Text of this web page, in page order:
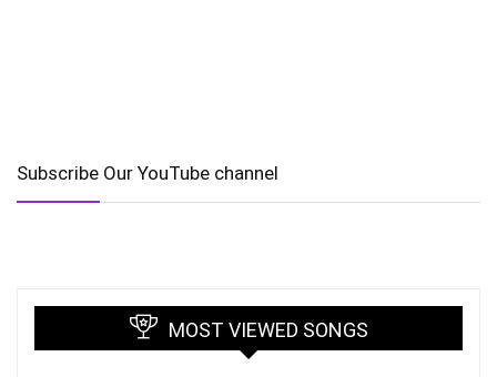
Subscribe Our YouTube channel
MOST VIEWED SONGS